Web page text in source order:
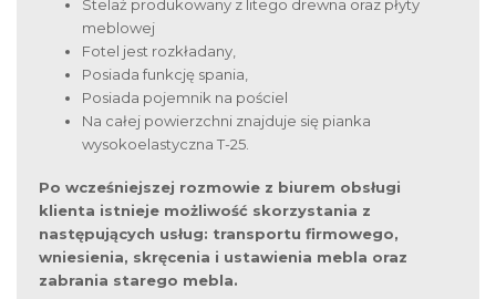
Stelaż produkowany z litego drewna oraz płyty
meblowej
Fotel jest rozkładany,
Posiada funkcję spania,
Posiada pojemnik na pościel
Na całej powierzchni znajduje się pianka
wysokoelastyczna T-25.
Po wcześniejszej rozmowie z biurem obsługi
klienta istnieje możliwość skorzystania z
następujących usług: transportu firmowego,
wniesienia, skręcenia i ustawienia mebla oraz
zabrania starego mebla.